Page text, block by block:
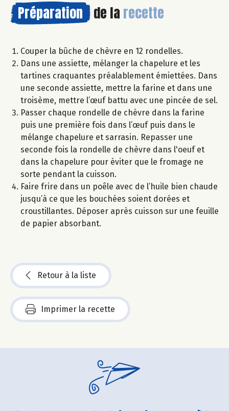
Préparation de la recette
Couper la bûche de chèvre en 12 rondelles.
Dans une assiette, mélanger la chapelure et les
tartines craquantes préalablement émiettées. Dans
une seconde assiette, mettre la farine et dans une
troisème, mettre l’œuf battu avec une pincée de sel.
Passer chaque rondelle de chèvre dans la farine
puis une première fois dans l’œuf puis dans le
mélange chapelure et sarrasin. Repasser une
seconde fois la rondelle de chèvre dans l'oeuf et
dans la chapelure pour éviter que le fromage ne
sorte pendant la cuisson.
Faire frire dans un poêle avec de l’huile bien chaude
jusqu’à ce que les bouchées soient dorées et
croustillantes. Déposer après cuisson sur une feuille
de papier absorbant.
Retour à la liste
Imprimer la recette